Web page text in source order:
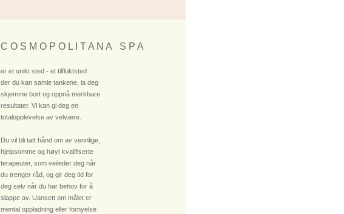
C O S M O P O L I T A N A S P A
er et unikt sted - et tilfluktsted
der du kan samle tankene, la deg
skjemme bort og oppnå merkbare
resultater. Vi kan gi deg en
totalopplevelse av velvære.
Du vil bli tatt hånd om av vennlige,
hjelpsomme og høyt kvalifiserte
terapeuter, som veileder deg når
du trenger råd, og gir deg tid for
deg selv når du har behov for å
slappe av. Uansett om målet er
mental oppladning eller fornyelse